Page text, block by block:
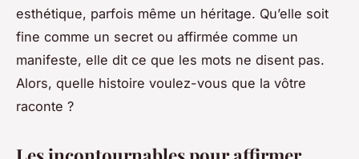
esthétique, parfois même un héritage. Qu’elle soit
fine comme un secret ou affirmée comme un
manifeste, elle dit ce que les mots ne disent pas.
Alors, quelle histoire voulez-vous que la vôtre
raconte ?